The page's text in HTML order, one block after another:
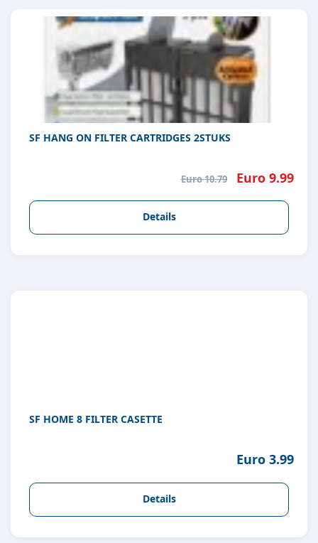
SF HANG ON FILTER CARTRIDGES 2STUKS
Euro 10.79 Euro 9.99
Details
SF HOME 8 FILTER CASETTE
Euro 3.99
Details